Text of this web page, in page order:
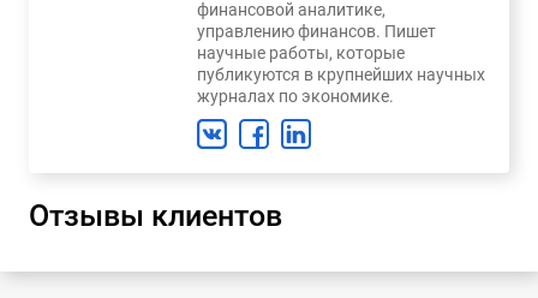
финансовой аналитике,
управлению финансов. Пишет
научные работы, которые
публикуются в крупнейших научных
журналах по экономике.
Отзывы клиентов